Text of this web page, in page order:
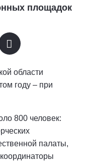
площадок
области
году – при
800 человек:
палаты,